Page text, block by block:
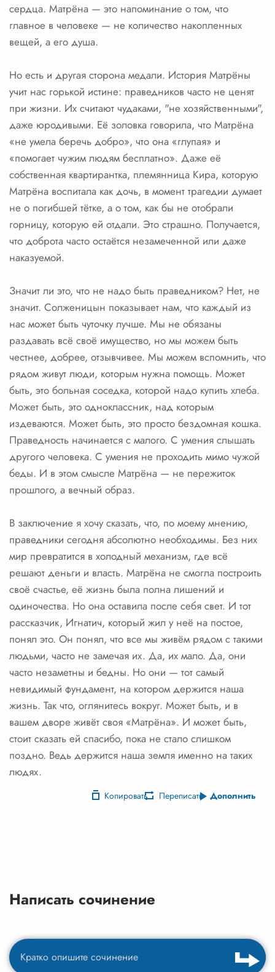
сердца. Матрёна — это напоминание о том, что
главное в человеке — не количество накопленных
вещей, а его душа.
Но есть и другая сторона медали. История Матрёны
учит нас горькой истине: праведников часто не ценят
при жизни. Их считают чудаками, "не хозяйственными",
даже юродивыми. Её золовка говорила, что Матрёна
«не умела беречь добро», что она «глупая» и
«помогает чужим людям бесплатно». Даже её
собственная квартирантка, племянница Кира, которую
Матрёна воспитала как дочь, в момент трагедии думает
не о погибшей тётке, а о том, как бы не отобрали
горницу, которую ей отдали. Это страшно. Получается,
что доброта часто остаётся незамеченной или даже
наказуемой.
Значит ли это, что не надо быть праведником? Нет, не
значит. Солженицын показывает нам, что каждый из
нас может быть чуточку лучше. Мы не обязаны
раздавать всё своё имущество, но мы можем быть
честнее, добрее, отзывчивее. Мы можем вспомнить, что
рядом живут люди, которым нужна помощь. Может
быть, это больная соседка, которой надо купить хлеба.
Может быть, это одноклассник, над которым
издеваются. Может быть, это просто бездомная кошка.
Праведность начинается с малого. С умения слышать
другого человека. С умения не проходить мимо чужой
беды. И в этом смысле Матрёна — не пережиток
прошлого, а вечный образ.
В заключение я хочу сказать, что, по моему мнению,
праведники сегодня абсолютно необходимы. Без них
мир превратится в холодный механизм, где всё
решают деньги и власть. Матрёна не смогла построить
своё счастье, её жизнь была полна лишений и
одиночества. Но она оставила после себя свет. И тот
рассказчик, Игнатич, который жил у неё на постое,
понял это. Он понял, что все мы живём рядом с такими
людьми, часто не замечая их. Да, их мало. Да, они
часто незаметны и бедны. Но они — тот самый
невидимый фундамент, на котором держится наша
жизнь. Так что, оглянитесь вокруг. Может быть, и в
вашем дворе живёт своя «Матрёна». И может быть,
стоит сказать ей спасибо, пока не стало слишком
поздно. Ведь держится наша земля именно на таких
людях.
Копировать Переписать Дополнить
Написать сочинение